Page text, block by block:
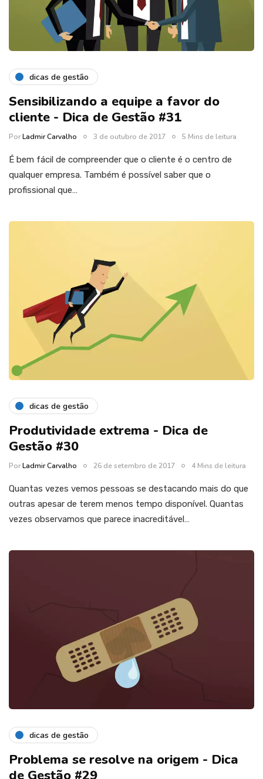
dicas de gestão
Sensibilizando a equipe a favor do
cliente - Dica de Gestão #31
PorLadmir Carvalho 3 de outubro de 2017 5 Mins de leitura
É bem fácil de compreender que o cliente é o centro de
qualquer empresa. Também é possível saber que o
profissional que…
dicas de gestão
Produtividade extrema - Dica de
Gestão #30
PorLadmir Carvalho 26 de setembro de 2017 4 Mins de leitura
Quantas vezes vemos pessoas se destacando mais do que
outras apesar de terem menos tempo disponível. Quantas
vezes observamos que parece inacreditável…
dicas de gestão
Problema se resolve na origem - Dica